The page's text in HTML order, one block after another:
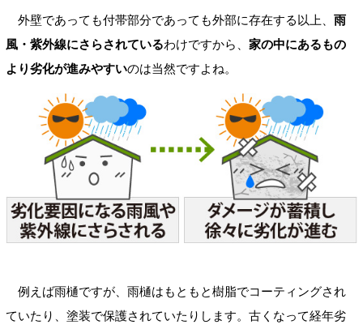
外壁であっても付帯部分であっても外部に存在する以上、 雨
風・紫外線にさらされているわけですから、 家の中にあるもの
より劣化が進みやすいのは当然ですよね。
例えば雨樋ですが、雨樋はもともと樹脂でコーティングされ
ていたり、塗装で保護されていたりします。古くなって経年劣